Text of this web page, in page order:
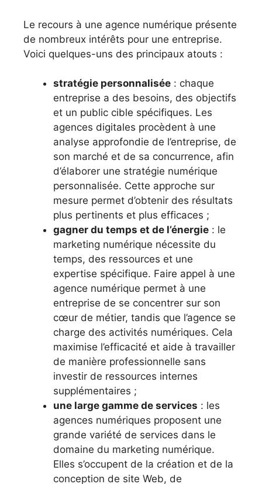
Le recours à une agence numérique présente
de nombreux intérêts pour une entreprise.
Voici quelques-uns des principaux atouts :
stratégie personnalisée : chaque
entreprise a des besoins, des objectifs
et un public cible spécifiques. Les
agences digitales procèdent à une
analyse approfondie de l’entreprise, de
son marché et de sa concurrence, afin
d’élaborer une stratégie numérique
personnalisée. Cette approche sur
mesure permet d’obtenir des résultats
plus pertinents et plus efficaces ;
gagner du temps et de l’énergie : le
marketing numérique nécessite du
temps, des ressources et une
expertise spécifique. Faire appel à une
agence numérique permet à une
entreprise de se concentrer sur son
cœur de métier, tandis que l’agence se
charge des activités numériques. Cela
maximise l’efficacité et aide à travailler
de manière professionnelle sans
investir de ressources internes
supplémentaires ;
une large gamme de services : les
agences numériques proposent une
grande variété de services dans le
domaine du marketing numérique.
Elles s’occupent de la création et de la
conception de site Web, de